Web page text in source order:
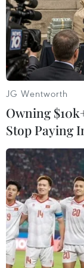
thiệt hại
26/09/2021 13:34
Giảm thu ngân
thăm dò khai
trong chiến
của việc giảm
JG Wentworth
Owning
Stop Paying